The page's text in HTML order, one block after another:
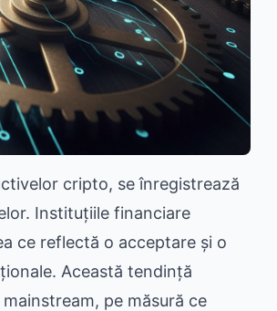
cripto, se înregistrează
Instituțiile financiare
ce reflectă o acceptare și o
Această tendință
pe măsură ce